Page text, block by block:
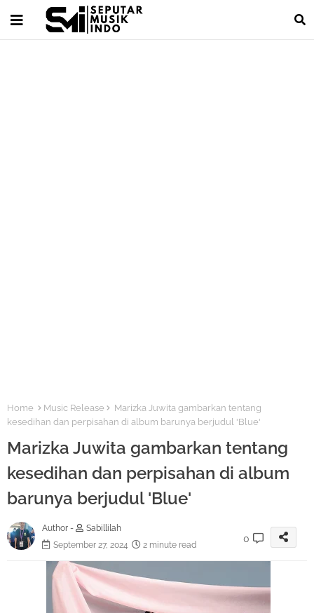
Home Music Release
Marizka Juwita gambarkan tentang
kesedihan dan perpisahan di album barunya berjudul 'Blue'
Marizka Juwita gambarkan tentang
kesedihan dan perpisahan di album
barunya berjudul 'Blue'
Author -
Sabillilah
September 27, 2024
2 minute read
0